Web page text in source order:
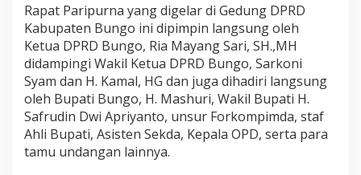
Rapat Paripurna yang digelar di Gedung DPRD
Kabupaten Bungo ini dipimpin langsung oleh
Ketua DPRD Bungo, Ria Mayang Sari, SH.,MH
didampingi Wakil Ketua DPRD Bungo, Sarkoni
Syam dan H. Kamal, HG dan juga dihadiri langsung
oleh Bupati Bungo, H. Mashuri, Wakil Bupati H.
Safrudin Dwi Apriyanto, unsur Forkompimda, staf
Ahli Bupati, Asisten Sekda, Kepala OPD, serta para
tamu undangan lainnya.